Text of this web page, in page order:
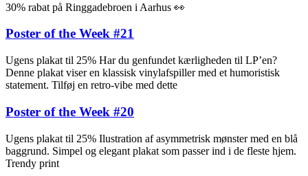
30% rabat på Ringgadebroen i Aarhus 👀
Poster of the Week #21
Ugens plakat til 25% Har du genfundet kærligheden til LP’en?
Denne plakat viser en klassisk vinylafspiller med et humoristisk
statement. Tilføj en retro-vibe med dette
Poster of the Week #20
Ugens plakat til 25% Ilustration af asymmetrisk mønster med en blå
baggrund. Simpel og elegant plakat som passer ind i de fleste hjem.
Trendy print